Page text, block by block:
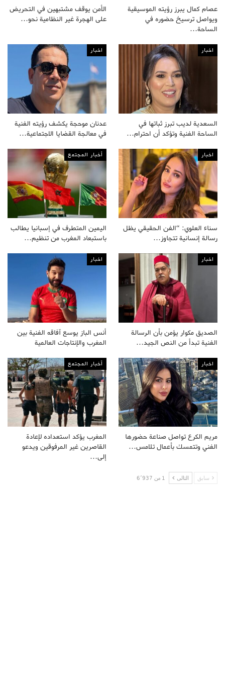
عصام كمال يبرز رؤيته الموسيقية
ويواصل ترسيخ حضوره في
الساحة…
الأمن يوقف مشتبهين في التحريض
على الهجرة غير النظامية نحو…
اخبار
السعدية لديب تبرز ثباتها في
الساحة الفنية وتؤكد أن احترام…
اخبار
عدنان موحجة يكشف رؤيته الفنية
في معالجة القضايا الاجتماعية…
اخبار
سناء العلوي: “الفن الحقيقي يظل
رسالة إنسانية تتجاوز…
أخبار المجتمع
اليمين المتطرف في إسبانيا يطالب
باستبعاد المغرب من تنظيم…
اخبار
الصديق مكوار يؤمن بأن الرسالة
الفنية تبدأ من النص الجيد…
اخبار
أنس الباز يوسع آفاقه الفنية بين
المغرب والإنتاجات العالمية
اخبار
مريم الكرع تواصل صناعة حضورها
الفني وتتمسك بأعمال تلامس…
أخبار المجتمع
المغرب يؤكد استعداده لإعادة
القاصرين غير المرفوقين ويدعو
إلى…
سابق التالى 1 من 6٬937